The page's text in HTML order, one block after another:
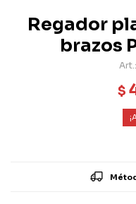
Regador
brazos
$